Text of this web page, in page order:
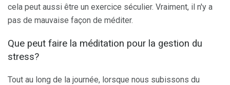
cela peut aussi être un exercice séculier. Vraiment, il n'y a
pas de mauvaise façon de méditer.
Que peut faire la méditation pour la gestion du
stress?
Tout au long de la journée, lorsque nous subissons du